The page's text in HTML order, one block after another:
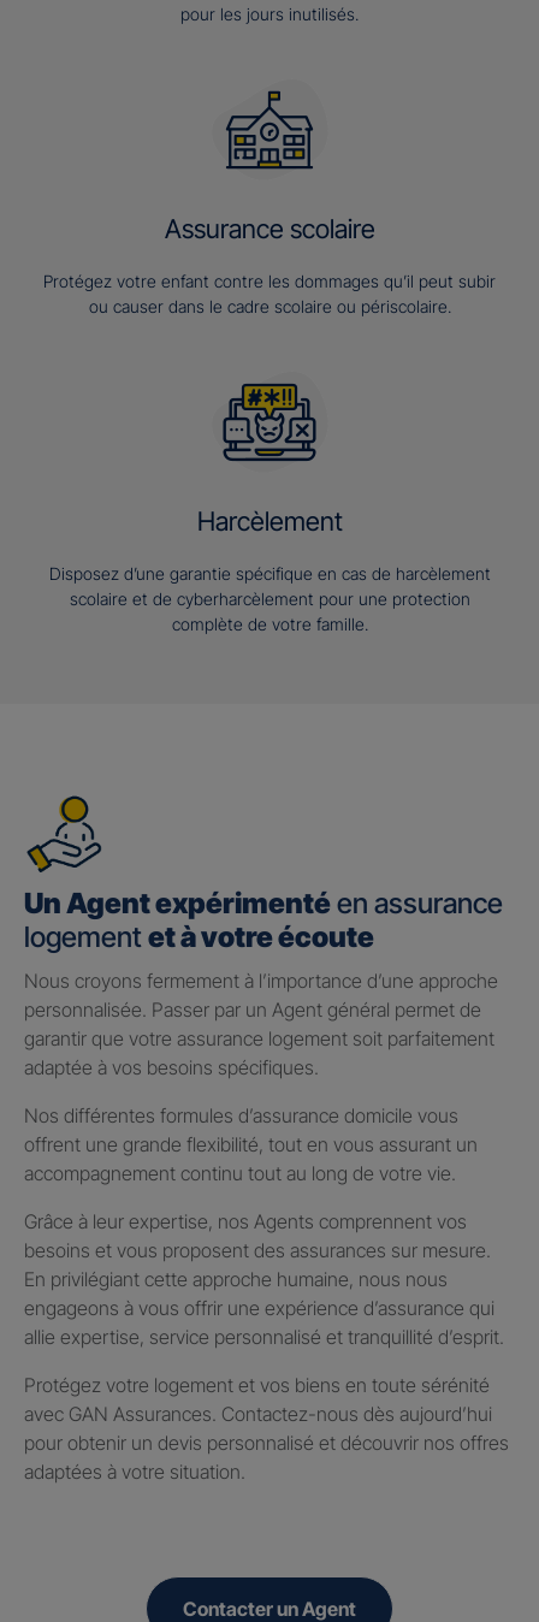
pour les jours inutilisés.
Assurance scolaire
Protégez votre enfant contre les dommages qu’il peut subir
ou causer dans le cadre scolaire ou périscolaire.
Harcèlement
Disposez d’une garantie spécifique en cas de harcèlement
scolaire et de cyberharcèlement pour une protection
complète de votre famille.
Un Agent expérimentéen assurance
logement et à votre écoute
Nous croyons fermement à l’importance d’une approche
personnalisée. Passer par un Agent général permet de
garantir que votre assurance logement soit parfaitement
adaptée à vos besoins spécifiques.
Nos différentes formules d’assurance domicile vous
offrent une grande flexibilité, tout en vous assurant un
accompagnement continu tout au long de votre vie.
Grâce à leur expertise, nos Agents comprennent vos
besoins et vous proposent des assurances sur mesure.
En privilégiant cette approche humaine, nous nous
engageons à vous offrir une expérience d’assurance qui
allie expertise, service personnalisé et tranquillité d’esprit.
Protégez votre logement et vos biens en toute sérénité
avec GAN Assurances. Contactez-nous dès aujourd’hui
pour obtenir un devis personnalisé et découvrir nos offres
adaptées à votre situation.
Contacter un Agent